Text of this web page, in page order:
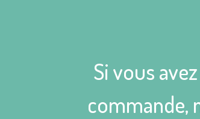
Si vous
commande,